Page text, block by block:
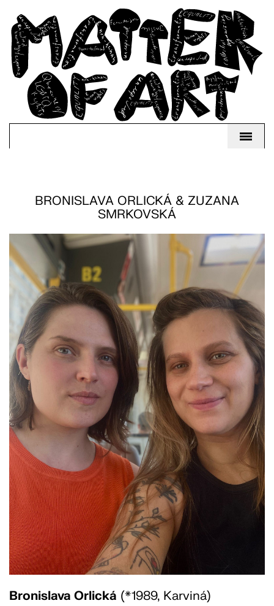
BRONISLAVA ORLICKÁ & ZUZANA
SMRKOVSKÁ
Bronislava Orlická (*1989, Karviná)